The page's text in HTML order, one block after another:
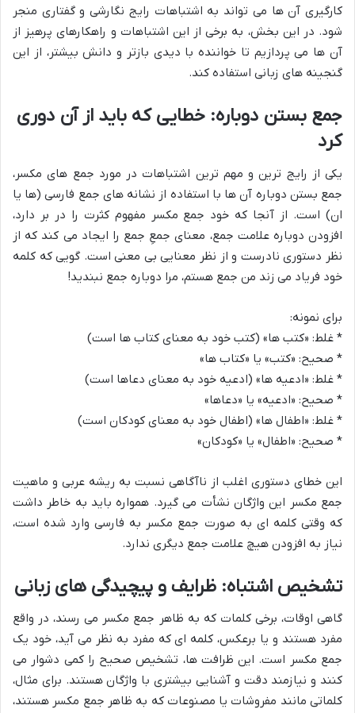
کارگیری آن ها می تواند به اشتباهات رایج نگارشی و گفتاری منجر
شود. در این بخش، به برخی از این اشتباهات و راهکارهای پرهیز از
آن ها می پردازیم تا خواننده با دیدی بازتر و دانش بیشتر، از این
گنجینه های زبانی استفاده کند.
جمع بستن دوباره: خطایی که باید از آن دوری
کرد
یکی از رایج ترین و مهم ترین اشتباهات در مورد جمع های مکسر،
جمع بستن دوباره آن ها با استفاده از نشانه های جمع فارسی (ها یا
ان) است. از آنجا که خود جمع مکسر مفهوم کثرت را در بر دارد،
افزودن دوباره علامت جمع، معنای جمعِ جمع را ایجاد می کند که از
نظر دستوری نادرست و از نظر معنایی بی معنی است. گویی که کلمه
خود فریاد می زند من جمع هستم، مرا دوباره جمع نبندید!
برای نمونه:
* غلط: «کتب ها» (کتب خود به معنای کتاب ها است)
* صحیح: «کتب» یا «کتاب ها»
* غلط: «ادعیه ها» (ادعیه خود به معنای دعاها است)
* صحیح: «ادعیه» یا «دعاها»
* غلط: «اطفال ها» (اطفال خود به معنای کودکان است)
* صحیح: «اطفال» یا «کودکان»
این خطای دستوری اغلب از ناآگاهی نسبت به ریشه عربی و ماهیت
جمع مکسر این واژگان نشأت می گیرد. همواره باید به خاطر داشت
که وقتی کلمه ای به صورت جمع مکسر به فارسی وارد شده است،
نیاز به افزودن هیچ علامت جمع دیگری ندارد.
تشخیص اشتباه: ظرایف و پیچیدگی های زبانی
گاهی اوقات، برخی کلمات که به ظاهر جمع مکسر می رسند، در واقع
مفرد هستند و یا برعکس، کلمه ای که مفرد به نظر می آید، خود یک
جمع مکسر است. این ظرافت ها، تشخیص صحیح را کمی دشوار می
کنند و نیازمند دقت و آشنایی بیشتری با واژگان هستند. برای مثال،
کلماتی مانند مفروشات یا مصنوعات که به ظاهر جمع مکسر هستند،